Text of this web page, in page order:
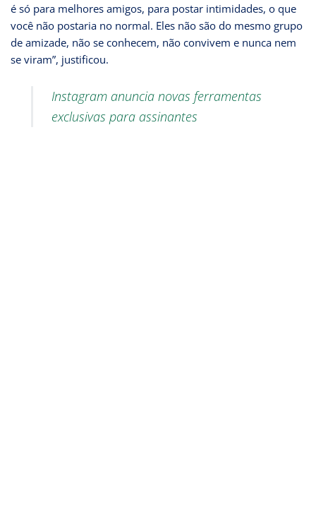
é só para melhores amigos, para postar intimidades, o que
você não postaria no normal. Eles não são do mesmo grupo
de amizade, não se conhecem, não convivem e nunca nem
se viram”, justificou.
Instagram anuncia novas ferramentas
exclusivas para assinantes